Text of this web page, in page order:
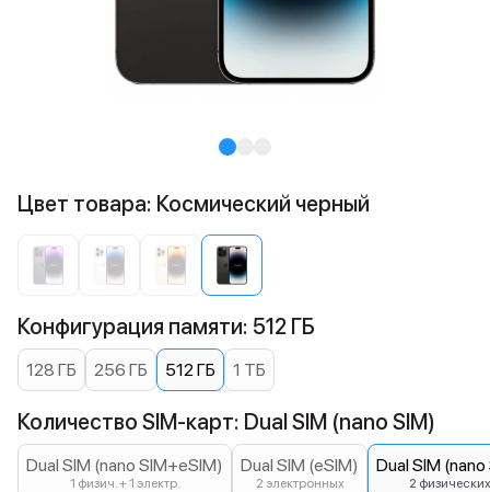
Цвет товара: Космический черный
Конфигурация памяти: 512 ГБ
128 ГБ 256 ГБ 512 ГБ 1 ТБ
Количество SIM-карт: Dual SIM (nano SIM)
Dual SIM (nano SIM+eSIM)
1 физич. + 1 электр.
Dual SIM (eSIM)
2 электронных
Dual SIM
2 физических